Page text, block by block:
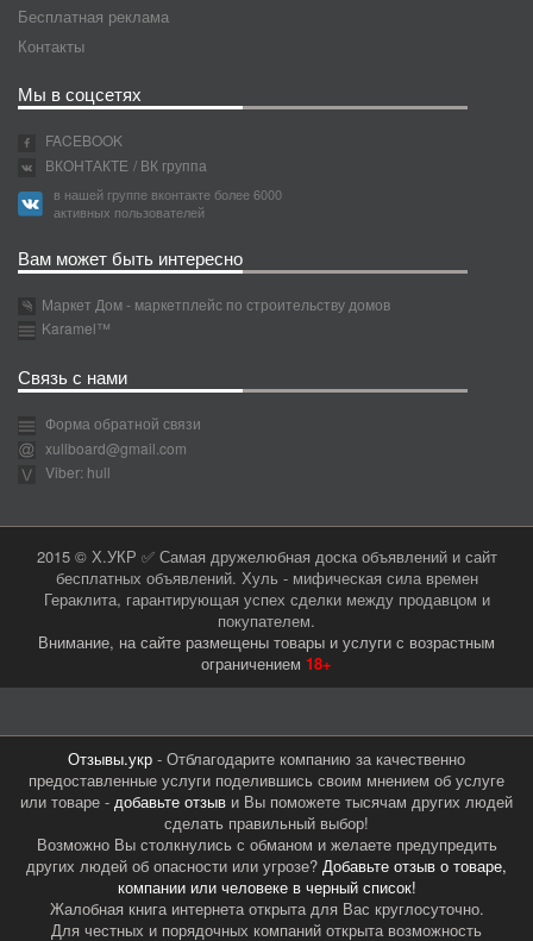
Бесплатная реклама
Контакты
Мы в соцсетях
FACEBOOK
ВКОНТАКТЕ / ВК группа
в нашей группе вконтакте более 6000
активных пользователей
Вам может быть интересно
Маркет Дом - маркетплейс по строительству домов
Karamel™
Связь с нами
Форма обратной связи
xullboard@gmail.com
Viber: hull
2015 © Х.УКР ✅ Самая дружелюбная доска объявлений и сайт
бесплатных объявлений. Хуль - мифическая сила времен
Гераклита, гарантирующая успех сделки между продавцом и
покупателем.
Внимание, на сайте размещены товары и услуги с возрастным
ограничением 18+
Отзывы.укр - Отблагодарите компанию за качественно
предоставленные услуги поделившись своим мнением об услуге
или товаре - добавьте отзыв и Вы поможете тысячам других людей
сделать правильный выбор!
Возможно Вы столкнулись с обманом и желаете предупредить
других людей об опасности или угрозе? Добавьте отзыв о товаре,
компании или человеке в черный список!
Жалобная книга интернета открыта для Вас круглосуточно.
Для честных и порядочных компаний открыта возможность